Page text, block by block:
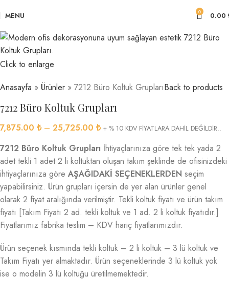
MENU 0 0.00
Click to enlarge
Anasayfa » Ürünler » 7212 Büro Koltuk GruplarıBack to products
7212 Büro Koltuk Grupları
7,875.00 ₺ – 25,725.00 ₺ + % 10 KDV FİYATLARA DAHİL DEĞİLDİR..
7212 Büro Koltuk Grupları İhtiyaçlarınıza göre tek tek yada 2
adet tekli 1 adet 2 li koltuktan oluşan takım şeklinde de ofisinizdeki
ihtiyaçlarınıza göre AŞAĞIDAKİ SEÇENEKLERDEN seçim
yapabilirsiniz. Ürün grupları içersin de yer alan ürünler genel
olarak 2 fiyat aralığında verilmiştir. Tekli koltuk fiyatı ve ürün takım
fiyatı [Takım Fiyatı 2 ad. tekli koltuk ve 1 ad. 2 li koltuk fiyatıdır.]
Fiyatlarımız fabrika teslim – KDV hariç fiyatlarımızdır.
Ürün seçenek kısmında tekli koltuk – 2 li koltuk – 3 lü koltuk ve
Takım Fiyatı yer almaktadır. Ürün seçeneklerinde 3 lü koltuk yok
ise o modelin 3 lü koltuğu üretilmemektedir.